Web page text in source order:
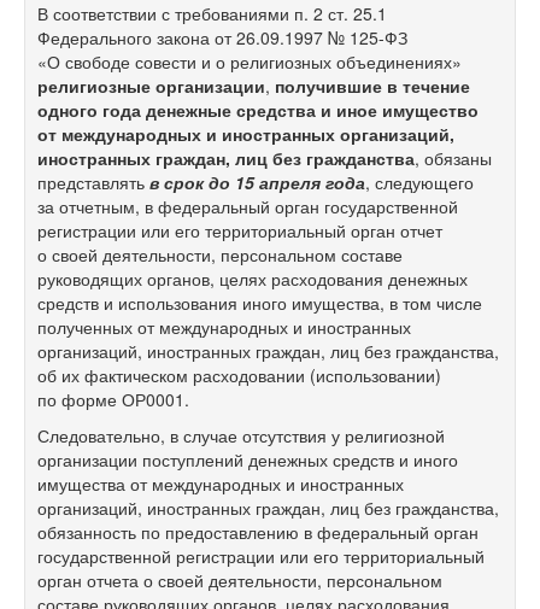
В соответствии с требованиями п. 2 ст. 25.1
Федерального закона от 26.09.1997 № 125-ФЗ
«О свободе совести и о религиозных объединениях»
религиозные организации, получившие в течение
одного года денежные средства и иное имущество
от международных и иностранных организаций,
иностранных граждан, лиц без гражданства, обязаны
представлять в срок до 15 апреля года, следующего
за отчетным, в федеральный орган государственной
регистрации или его территориальный орган отчет
о своей деятельности, персональном составе
руководящих органов, целях расходования денежных
средств и использования иного имущества, в том числе
полученных от международных и иностранных
организаций, иностранных граждан, лиц без гражданства,
об их фактическом расходовании (использовании)
по форме ОР0001.
Следовательно, в случае отсутствия у религиозной
организации поступлений денежных средств и иного
имущества от международных и иностранных
организаций, иностранных граждан, лиц без гражданства,
обязанность по предоставлению в федеральный орган
государственной регистрации или его территориальный
орган отчета о своей деятельности, персональном